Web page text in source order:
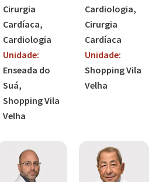
Cirurgia
Cardíaca
Cardiologia
Unidade:
Enseada do
Suá
Shopping Vila
Velha
Cardiologia
Cirurgia
Cardíaca
Unidade:
Shopping Vila
Velha